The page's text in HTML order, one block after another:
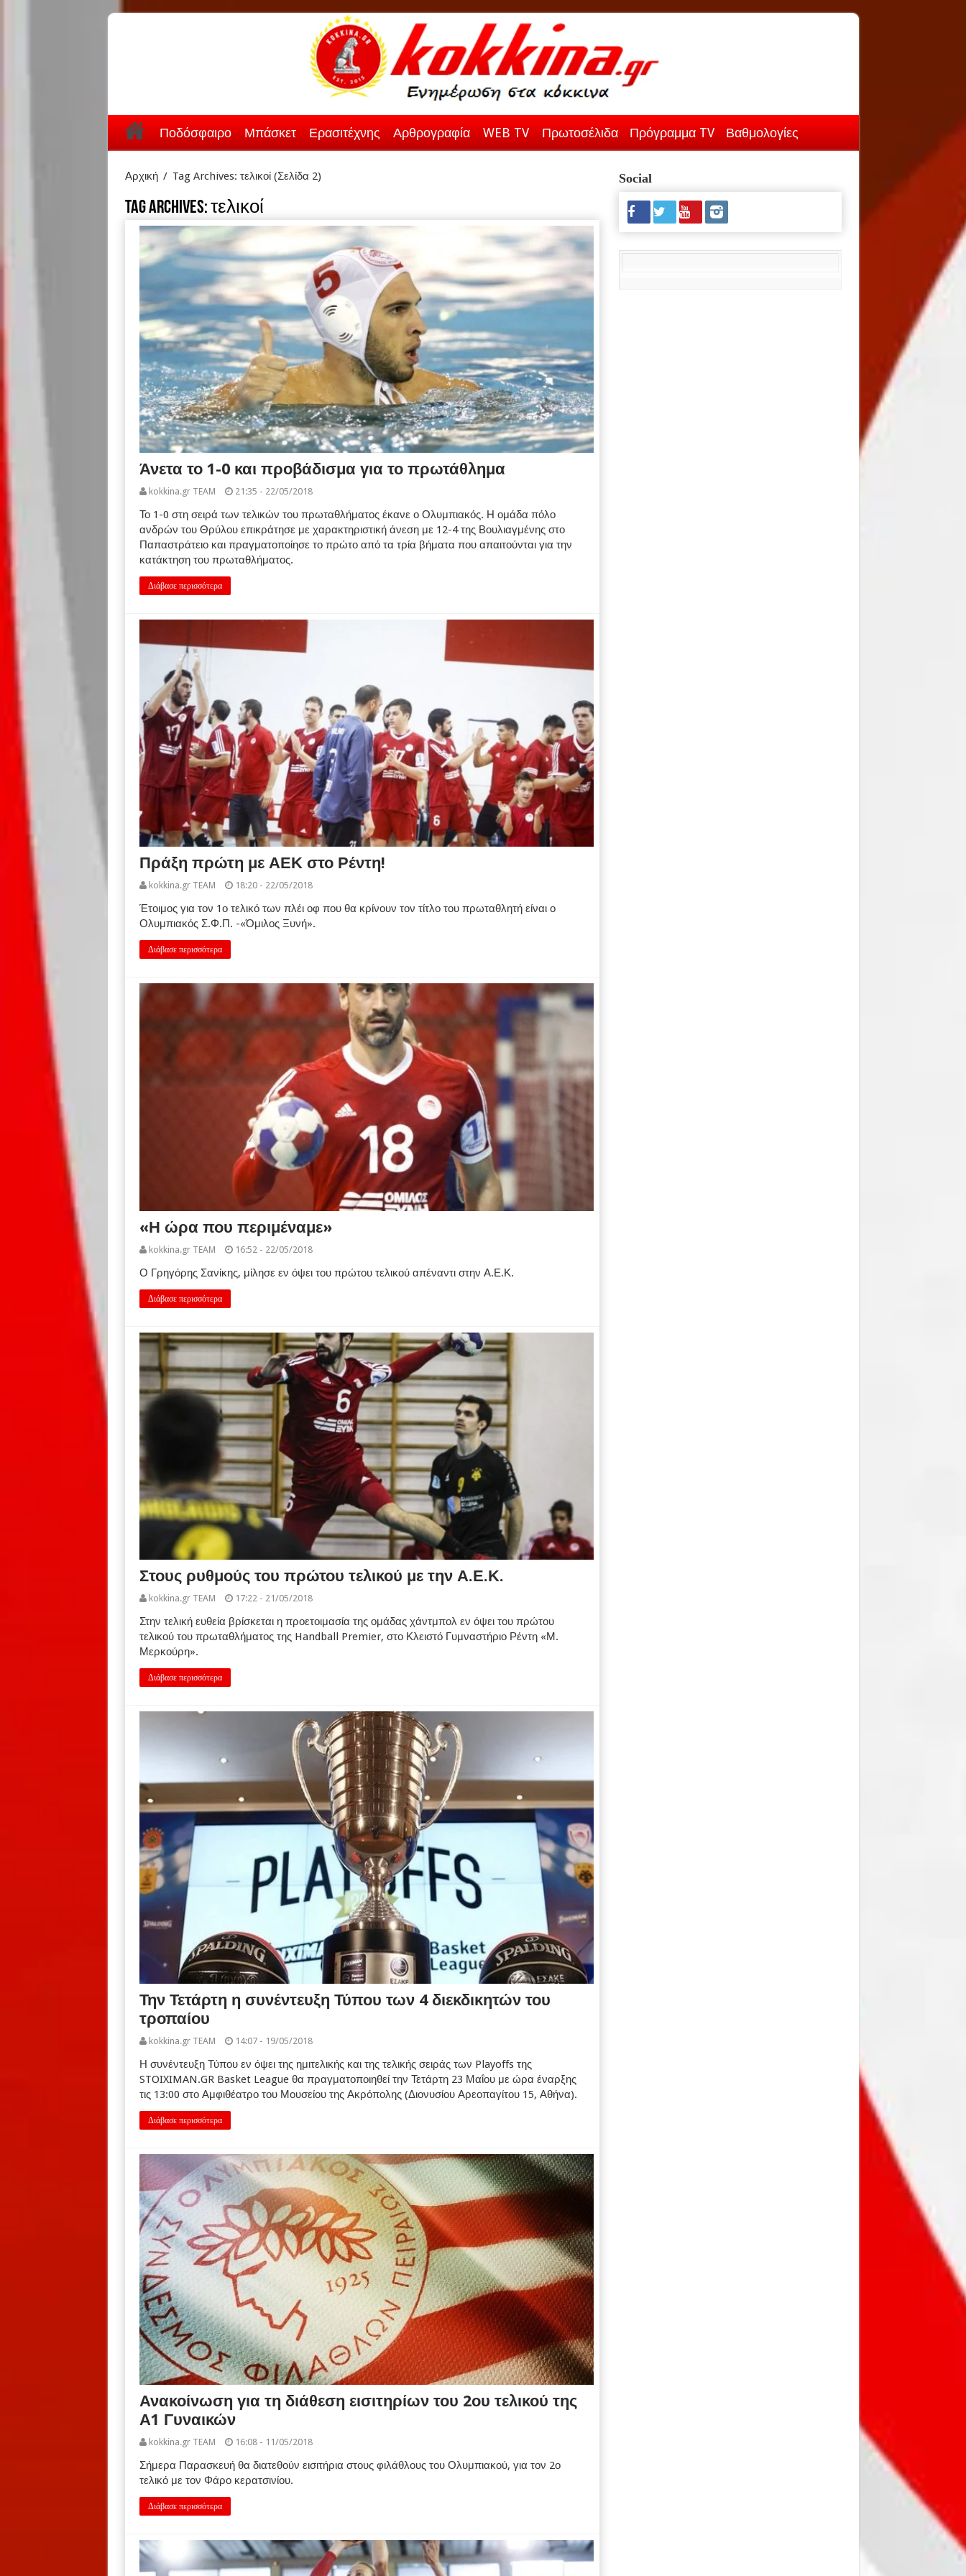
Ποδόσφαιρο Μπάσκετ Ερασιτέχνης Αρθρογραφία WEB TV Πρωτοσέλιδα Πρόγραμμα TV Βαθμολογίες
Αρχική / Tag Archives: τελικοί(Σελίδα 2)
Tag Archives:τελικοί
Άνετα το 1-0 και προβάδισμα για το πρωτάθλημα
kokkina.gr TEAM 21:35 - 22/05/2018
Το 1-0 στη σειρά των τελικών του πρωταθλήματος έκανε ο Ολυμπιακός. Η ομάδα πόλο
ανδρών του Θρύλου επικράτησε με χαρακτηριστική άνεση με 12-4 της Βουλιαγμένης στο
Παπαστράτειο και πραγματοποίησε το πρώτο από τα τρία βήματα που απαιτούνται για την
κατάκτηση του πρωταθλήματος.
Διάβασε περισσότερα
Πράξη πρώτη με ΑΕΚ στο Ρέντη!
kokkina.gr TEAM 18:20 - 22/05/2018
Έτοιμος για τον 1ο τελικό των πλέι οφ που θα κρίνουν τον τίτλο του πρωταθλητή είναι ο
Ολυμπιακός Σ.Φ.Π. -«Όμιλος Ξυνή».
Διάβασε περισσότερα
«Η ώρα που περιμέναμε»
kokkina.gr TEAM 16:52 - 22/05/2018
Ο Γρηγόρης Σανίκης, μίλησε εν όψει του πρώτου τελικού απέναντι στην Α.Ε.Κ.
Διάβασε περισσότερα
Στους ρυθμούς του πρώτου τελικού με την Α.Ε.Κ.
kokkina.gr TEAM 17:22 - 21/05/2018
Στην τελική ευθεία βρίσκεται η προετοιμασία της ομάδας χάντμπολ εν όψει του πρώτου
τελικού του πρωταθλήματος της Handball Premier, στο Κλειστό Γυμναστήριο Ρέντη «Μ.
Μερκούρη».
Διάβασε περισσότερα
Την Τετάρτη η συνέντευξη Τύπου των 4 διεκδικητών του
τροπαίου
kokkina.gr TEAM 14:07 - 19/05/2018
Η συνέντευξη Τύπου εν όψει της ημιτελικής και της τελικής σειράς των Playoffs της
STOIXIMAN.GR Basket League θα πραγματοποιηθεί την Τετάρτη 23 Μαΐου με ώρα έναρξης
τις 13:00 στο Αμφιθέατρο του Μουσείου της Ακρόπολης (Διονυσίου Αρεοπαγίτου 15, Αθήνα).
Διάβασε περισσότερα
Ανακοίνωση για τη διάθεση εισιτηρίων του 2ου τελικού της
Α1 Γυναικών
kokkina.gr TEAM 16:08 - 11/05/2018
Σήμερα Παρασκευή θα διατεθούν εισιτήρια στους φιλάθλους του Ολυμπιακού, για τον 2ο
τελικό με τον Φάρο κερατσινίου.
Διάβασε περισσότερα
Social